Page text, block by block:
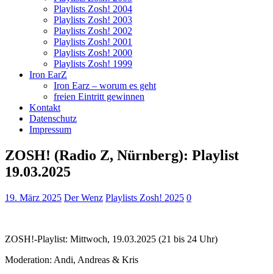
Playlists Zosh! 2004
Playlists Zosh! 2003
Playlists Zosh! 2002
Playlists Zosh! 2001
Playlists Zosh! 2000
Playlists Zosh! 1999
Iron EarZ
Iron Earz – worum es geht
freien Eintritt gewinnen
Kontakt
Datenschutz
Impressum
ZOSH! (Radio Z, Nürnberg): Playlist
19.03.2025
19. März 2025 Der Wenz Playlists Zosh! 2025 0
ZOSH!-Playlist: Mittwoch, 19.03.2025 (21 bis 24 Uhr)
Moderation: Andi, Andreas & Kris